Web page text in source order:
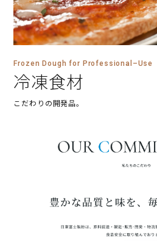
Frozen Dough for Professional–Use
冷凍食材
こだわりの開発品。